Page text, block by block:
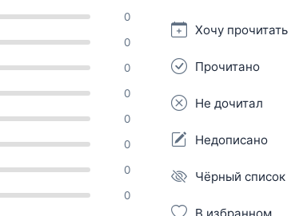
0
0
0
0
0
0
0
0
Хочу прочитать
Прочитано
Не дочитал
Недописано
Чёрный список
В избранном